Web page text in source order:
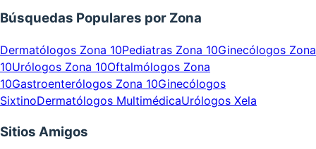
Búsquedas Populares por Zona
Dermatólogos Zona 10Pediatras Zona 10Ginecólogos Zona
10Urólogos Zona 10Oftalmólogos Zona
10Gastroenterólogos Zona 10Ginecólogos
SixtinoDermatólogos MultimédicaUrólogos Xela
Sitios Amigos